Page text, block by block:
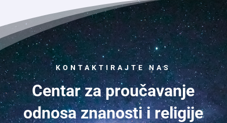
KONTAKTIRAJTE NAS
Centar za proučavanje
odnosa znanosti i religije